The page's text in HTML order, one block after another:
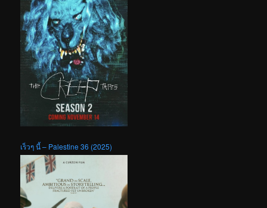
เร็วๆ นี้ – Palestine 36 (2025)